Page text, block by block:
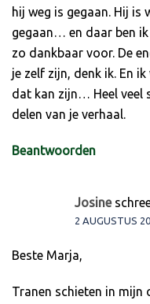
hij weg is gegaan. Hij is
gegaan… en daar ben
zo dankbaar voor. De
je zelf zijn, denk ik. En
dat kan zijn… Heel veel
delen van je verhaal.
Beantwoorden
Josine
2 AUGUSTUS
Beste Marja,
Tranen schieten in mijn